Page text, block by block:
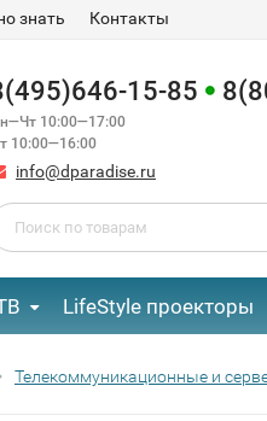
знать Контакты
15-85
10:00—17:00
10:00—16:00
info@dparadise.ru
LifeStyle проекторы
Телекоммуникационные и